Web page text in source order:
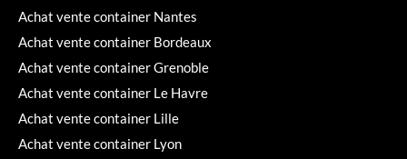
Achat vente container Nantes
Achat vente container Bordeaux
Achat vente container Grenoble
Achat vente container Le Havre
Achat vente container Lille
Achat vente container Lyon